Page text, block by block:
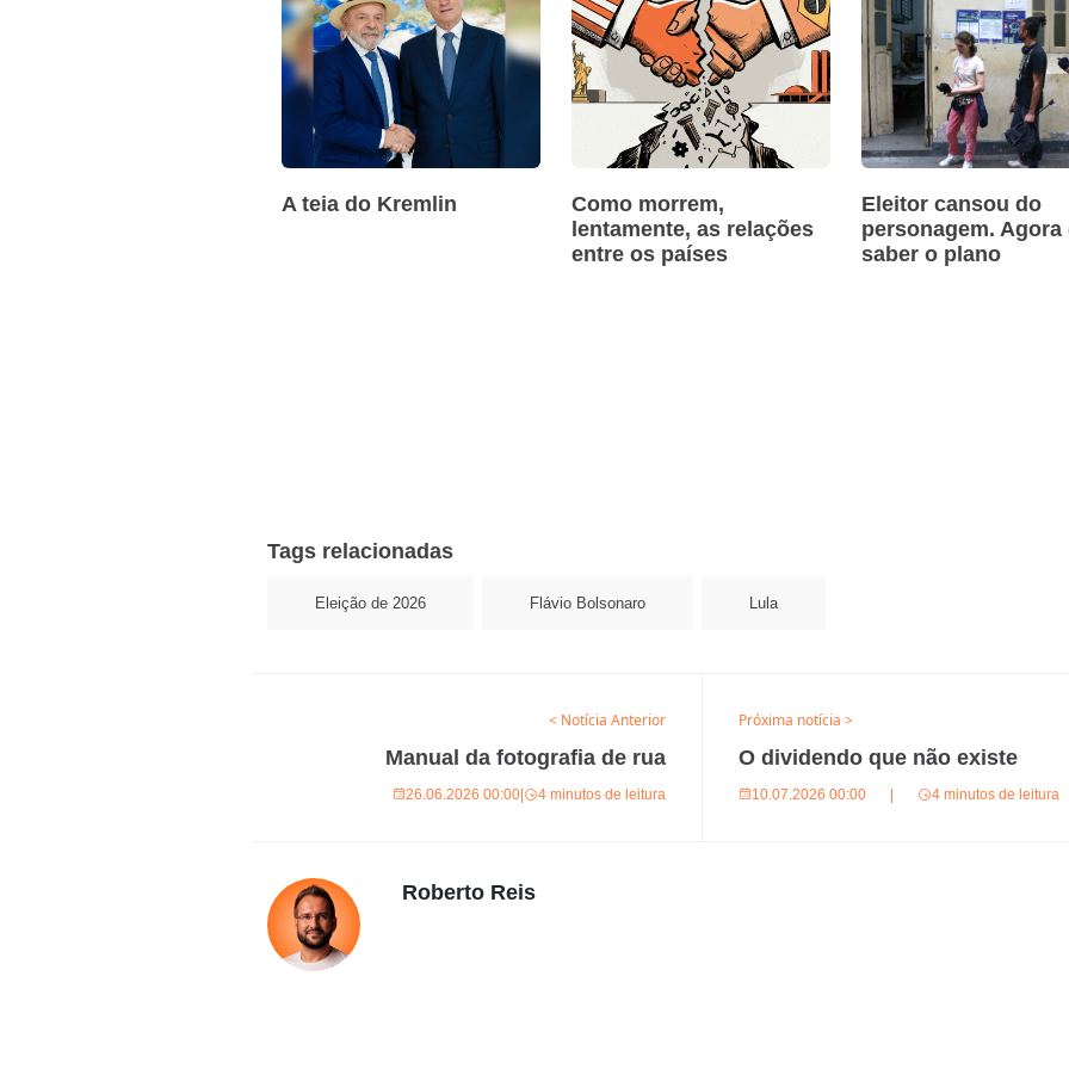
A teia do Kremlin
Como morrem,
lentamente, as relações
entre os países
Eleitor cansou do
personagem. Agora
saber o plano
Tags relacionadas
Eleição de 2026 Flávio Bolsonaro Lula
< Notícia Anterior
Manual da fotografia de rua
26.06.2026 00:00| 4 minutos de leitura
Próxima notícia >
O dividendo que não existe
10.07.2026 00:00 4 minutos de leitura
Roberto Reis